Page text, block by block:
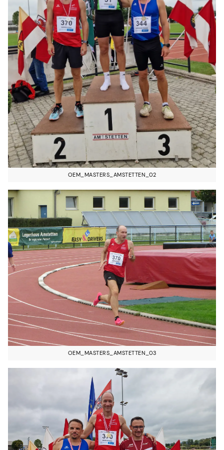
OEM_MASTERS_AMSTETTEN_02
OEM_MASTERS_AMSTETTEN_03